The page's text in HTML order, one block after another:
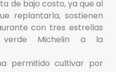
de bajo costo, ya que al
replantarla, sostienen
con tres estrellas
Michelin a la
permitido cultivar por